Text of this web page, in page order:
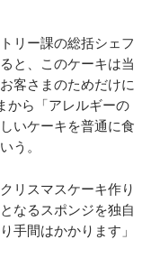
リー課の総括シェフ
と、このケーキは当
客さまのためだけに
から「アレルギーの
いケーキを普通に食
う。
リスマスケーキ作り
なるスポンジを独自
手間はかかります」